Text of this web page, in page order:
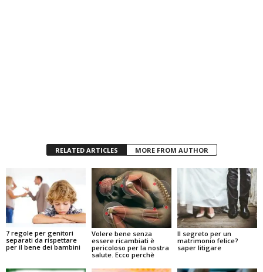
RELATED ARTICLES MORE FROM AUTHOR
7 regole per genitori
separati da rispettare
per il bene dei bambini
Volere bene senza
essere ricambiati è
pericoloso per la nostra
salute. Ecco perchè
Il segreto per un
matrimonio felice?
saper litigare